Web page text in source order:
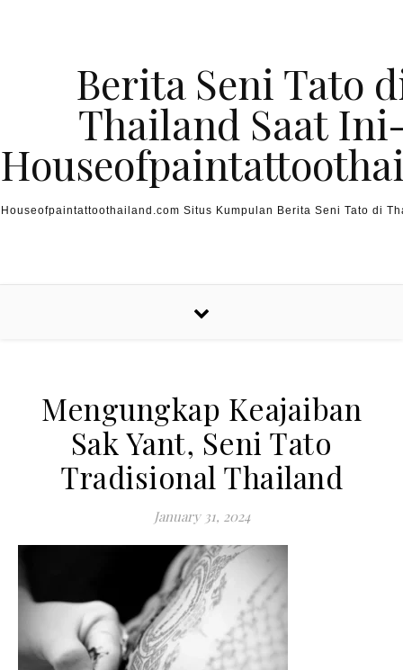
Berita Seni Tato
Thailand Saat
Houseofpaintattoothailand.com Situs Kumpulan Berita Seni Tato di
Mengungkap Keajaiban
Sak Yant, Seni Tato
Tradisional Thailand
January 31, 2024